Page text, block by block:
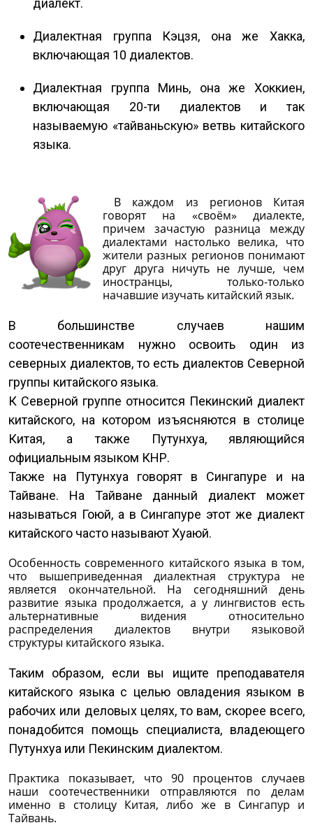
диалект.
Диалектная группа Кэцзя, она же Хакка,
включающая 10 диалектов.
Диалектная группа Минь, она же Хоккиен,
включающая 20-ти диалектов и так
называемую «тайваньскую» ветвь китайского
языка.
В каждом из регионов Китая
говорят на «своём» диалекте,
причем зачастую разница между
диалектами настолько велика, что
жители разных регионов понимают
друг друга ничуть не лучше, чем
иностранцы, только-только
начавшие изучать китайский язык.
В большинстве случаев нашим
соотечественникам нужно освоить один из
северных диалектов, то есть диалектов Северной
группы китайского языка.
К Северной группе относится Пекинский диалект
китайского, на котором изъясняются в столице
Китая, а также Путунхуа, являющийся
официальным языком КНР.
Также на Путунхуа говорят в Сингапуре и на
Тайване. На Тайване данный диалект может
называться Гоюй, а в Сингапуре этот же диалект
китайского часто называют Хуаюй.
Особенность современного китайского языка в том,
что вышеприведенная диалектная структура не
является окончательной. На сегодняшний день
развитие языка продолжается, а у лингвистов есть
альтернативные видения относительно
распределения диалектов внутри языковой
структуры китайского языка.
Таким образом, если вы ищите преподавателя
китайского языка с целью овладения языком в
рабочих или деловых целях, то вам, скорее всего,
понадобится помощь специалиста, владеющего
Путунхуа или Пекинским диалектом.
Практика показывает, что 90 процентов случаев
наши соотечественники отправляются по делам
именно в столицу Китая, либо же в Сингапур и
Тайвань.